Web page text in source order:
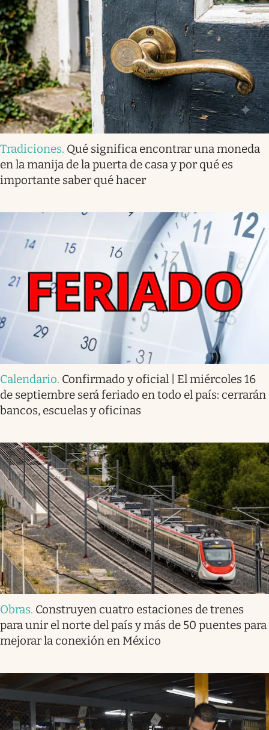
Tradiciones. Qué significa encontrar una moneda
en la manija de la puerta de casa y por qué es
importante saber qué hacer
Calendario. Confirmado y oficial | El miércoles 16
de septiembre será feriado en todo el país: cerrarán
bancos, escuelas y oficinas
Obras. Construyen cuatro estaciones de trenes
para unir el norte del país y más de 50 puentes para
mejorar la conexión en México